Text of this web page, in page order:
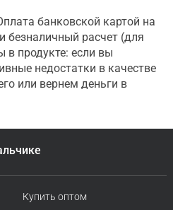
банковской картой на
безналичный расчет (для
продукте: если вы
недостатки в качестве
или вернем деньги в
Купить оптом